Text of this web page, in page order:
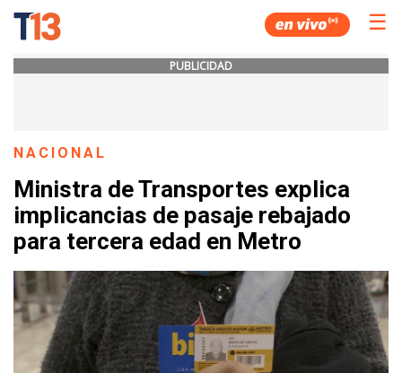
☰
PUBLICIDAD
NACIONAL
Ministra de Transportes explica
implicancias de pasaje rebajado
para tercera edad en Metro